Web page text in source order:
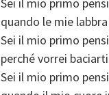
Sei il mio primo
quando le mie
Sei il mio primo
perché vorrei
Sei il mio primo